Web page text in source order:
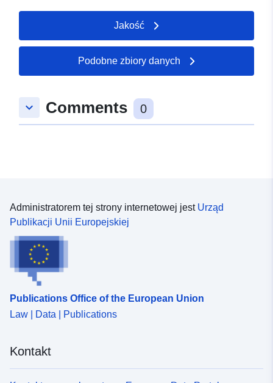
Jakość
Podobne zbiory danych
keyboard_arrow_down Comments 0
Administratorem tej strony internetowej jest Urząd
Publikacji Unii Europejskiej
Publications Office of the European Union
Law | Data | Publications
Kontakt